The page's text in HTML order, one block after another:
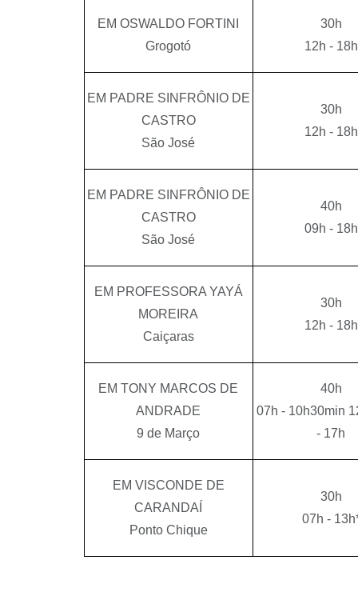
EM OSWALDO FORTINI
Grogotó
30h
12h - 18h
EM PADRE SINFRÔNIO DE
CASTRO
São José
30h
12h - 18h
EM PADRE SINFRÔNIO DE
CASTRO
São José
40h
09h - 18h
EM PROFESSORA YAYÁ
MOREIRA
Caiçaras
30h
12h - 18h
EM TONY MARCOS DE
ANDRADE
9 de Março
40h
07h - 10h30min
- 17h
EM VISCONDE DE
CARANDAÍ
Ponto Chique
30h
07h -